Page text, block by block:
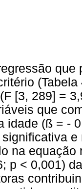
[3, 289] =
que
idade (ß = -
na
p < 0,001)